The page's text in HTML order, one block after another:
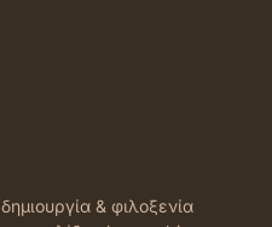
δημιουργία & φιλοξενία